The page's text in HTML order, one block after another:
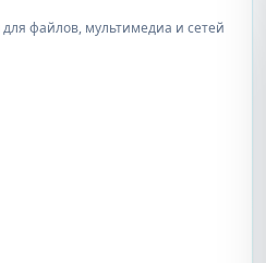
файлов, мультимедиа и сетей